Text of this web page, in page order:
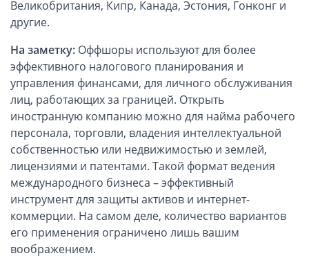
Великобритания, Кипр, Канада, Эстония, Гонконг и
другие.
На заметку: Оффшоры используют для более
эффективного налогового планирования и
управления финансами, для личного обслуживания
лиц, работающих за границей. Открыть
иностранную компанию можно для найма рабочего
персонала, торговли, владения интеллектуальной
собственностью или недвижимостью и землей,
лицензиями и патентами. Такой формат ведения
международного бизнеса – эффективный
инструмент для защиты активов и интернет-
коммерции. На самом деле, количество вариантов
его применения ограничено лишь вашим
воображением.